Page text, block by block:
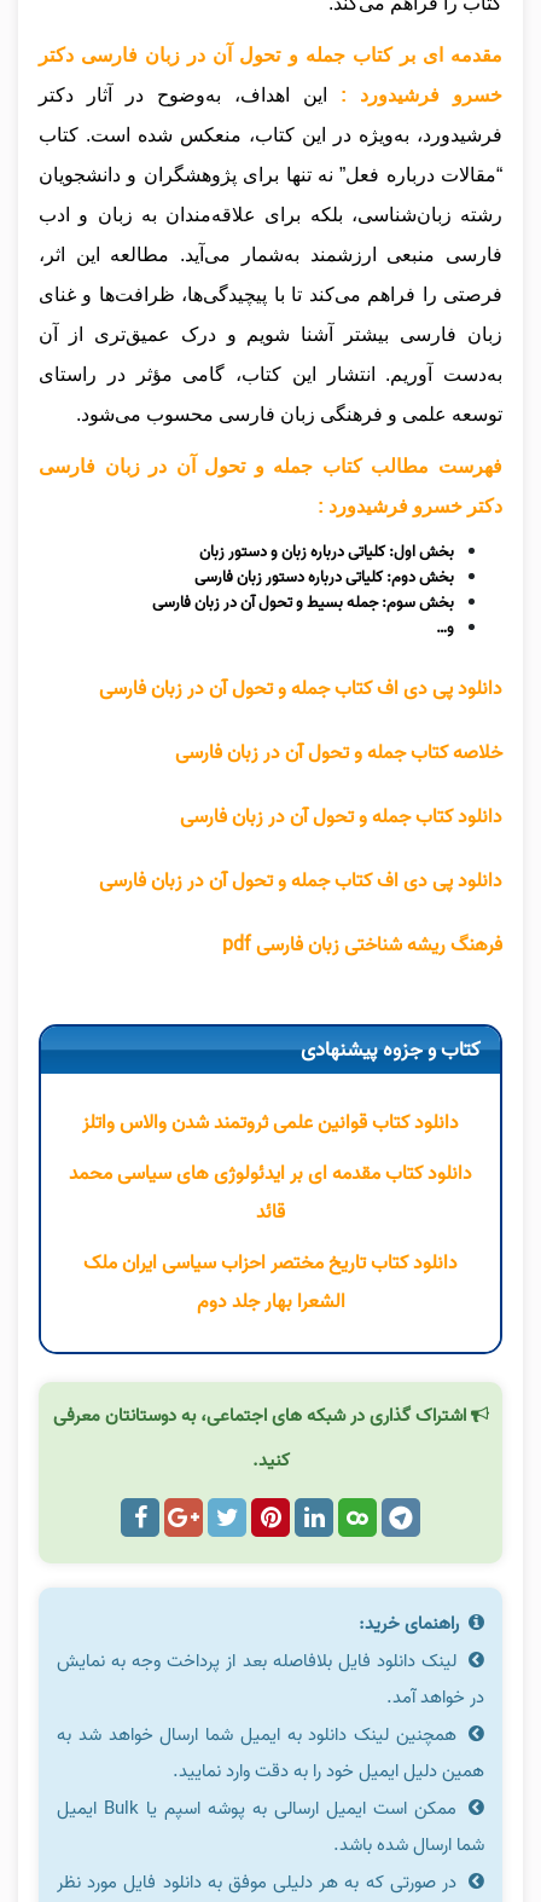
مقدمه ای بر کتاب جمله و تحول آن در زبان فارسی دکتر
خسرو فرشیدورد : این اهداف، به‌وضوح در آثار دکتر
فرشیدورد، به‌ویژه در این کتاب، منعکس شده است. کتاب
“مقالات درباره فعل” نه تنها برای پژوهشگران و دانشجویان
رشته زبان‌شناسی، بلکه برای علاقه‌مندان به زبان و ادب
فارسی منبعی ارزشمند به‌شمار می‌آید. مطالعه این اثر،
فرصتی را فراهم می‌کند تا با پیچیدگی‌ها، ظرافت‌ها و غنای
زبان فارسی بیشتر آشنا شویم و درک عمیق‌تری از آن
به‌دست آوریم. انتشار این کتاب، گامی مؤثر در راستای
توسعه علمی و فرهنگی زبان فارسی محسوب می‌شود.
فهرست مطالب کتاب جمله و تحول آن در زبان فارسی
دکتر خسرو فرشیدورد :
بخش اول: کلیاتی درباره زبان و دستور زبان
بخش دوم: کلیاتی درباره دستور زبان فارسی
بخش سوم: جمله بسیط و تحول آن در زبان فارسی
و…
دانلود پی دی اف کتاب جمله و تحول آن در زبان فارسی
خلاصه کتاب جمله و تحول آن در زبان فارسی
دانلود کتاب جمله و تحول آن در زبان فارسی
دانلود پی دی اف کتاب جمله و تحول آن در زبان فارسی
فرهنگ ریشه شناختی زبان فارسی pdf
کتاب و جزوه پیشنهادی
دانلود کتاب قوانین علمی ثروتمند شدن والاس واتلز
دانلود کتاب مقدمه ای بر ایدئولوژی های سیاسی محمد
قائد
دانلود کتاب تاریخ مختصر احزاب سیاسی ایران ملک
الشعرا بهار جلد دوم
اشتراک گذاری در شبکه های اجتماعی، به دوستانتان معرفی
کنید.
راهنمای خرید:
لینک دانلود فایل بلافاصله بعد از پرداخت وجه به نمایش
در خواهد آمد.
همچنین لینک دانلود به ایمیل شما ارسال خواهد شد به
همین دلیل ایمیل خود را به دقت وارد نمایید.
ممکن است ایمیل ارسالی به پوشه اسپم یا Bulk ایمیل
شما ارسال شده باشد.
در صورتی که به هر دلیلی موفق به دانلود فایل مورد نظر